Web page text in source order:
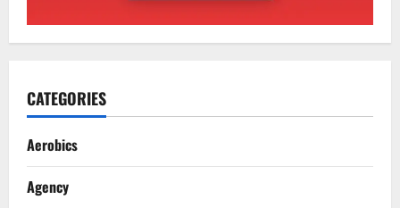
CATEGORIES
Aerobics
Agency